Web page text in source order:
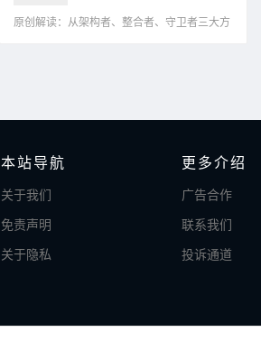
原创解读：从架构者、整合者、守卫者三大方
本站导航
关于我们
免责声明
关于隐私
更多介绍
广告合作
联系我们
投诉通道